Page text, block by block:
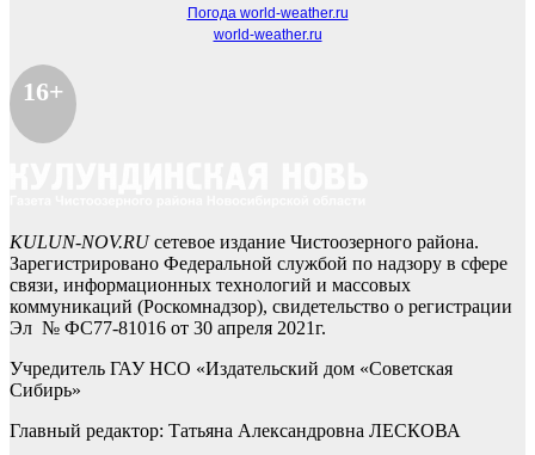
Погода world-weather.ru
world-weather.ru
16+
KULUN-NOV.RUсетевое издание Чистоозерного района.
Зарегистрировано Федеральной службой по надзору в сфере
связи, информационных технологий и массовых
коммуникаций (Роскомнадзор), свидетельство о регистрации
Эл № ФС77-81016 от 30 апреля 2021г.
Учредитель ГАУ НСО «Издательский дом «Советская
Сибирь»
Главный редактор: Татьяна Александровна ЛЕСКОВА